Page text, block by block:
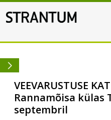
VEEVARUSTUSE
Rannamõisa külas
septembril